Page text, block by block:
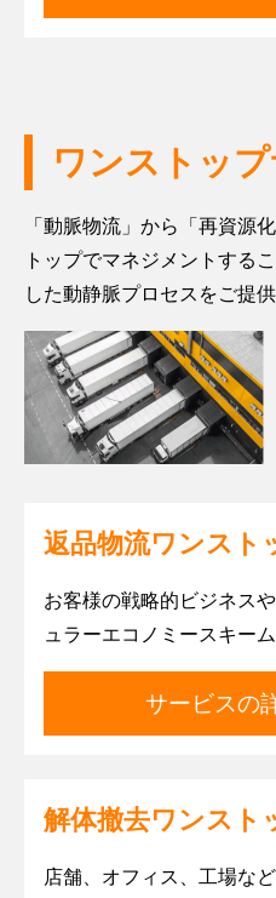
ワンストッ
「動脈物流」から「再資源
トップでマネジメントする
した動静脈プロセスをご提
返品物流ワンスト
お客様の戦略的ビジネス
ュラーエコノミースキー
サービスの
解体撤去ワンスト
店舗、オフィス、工場な